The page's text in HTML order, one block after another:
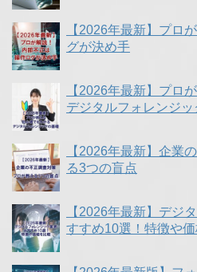
【2026年最新】プロ
グが決め手
【2026年最新】プロ
デジタルフォレンジッ
【2026年最新】企業
る3つの盲点
【2026年最新】デジ
すすめ10選！特徴や